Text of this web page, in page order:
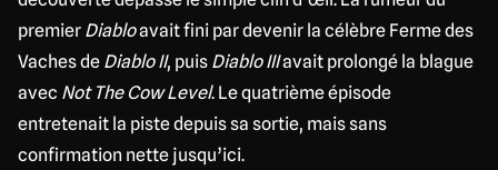
premier Diabloavait fini par devenir la célèbre Ferme des
Vaches de Diablo II, puis Diablo IIIavait prolongé la blague
avec Not The Cow Level. Le quatrième épisode
entretenait la piste depuis sa sortie, mais sans
confirmation nette jusqu’ici.